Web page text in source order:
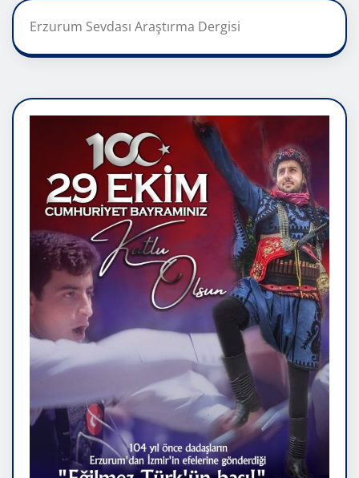
Erzurum Sevdası Araştırma Dergisi